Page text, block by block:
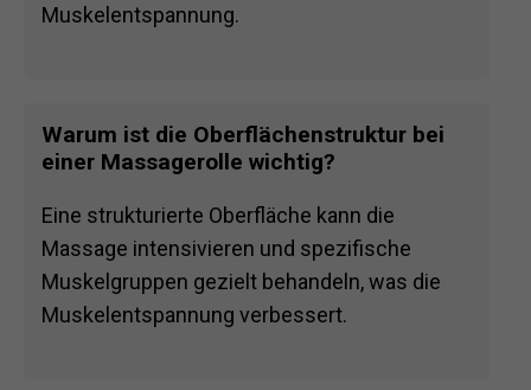
Muskelentspannung.
Warum ist die Oberflächenstruktur bei
einer Massagerolle wichtig?
Eine strukturierte Oberfläche kann die
Massage intensivieren und spezifische
Muskelgruppen gezielt behandeln, was die
Muskelentspannung verbessert.